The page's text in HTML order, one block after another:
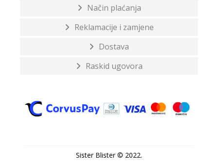
Način plaćanja
Reklamacije i zamjene
Dostava
Raskid ugovora
Sister Blister © 2022.